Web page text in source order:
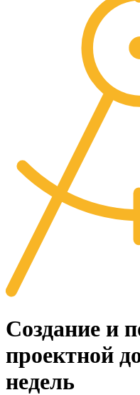
Создание и
проектной
недель